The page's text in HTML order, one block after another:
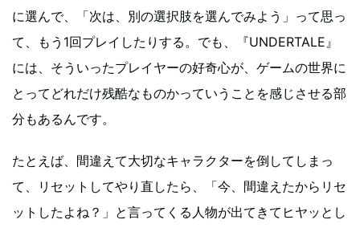
に選んで、「次は、別の選択肢を選んでみよう」って思っ
て、もう1回プレイしたりする。でも、『UNDERTALE』
には、そういったプレイヤーの好奇心が、ゲームの世界に
とってどれだけ残酷なものかっていうことを感じさせる部
分もあるんです。
たとえば、間違えて大切なキャラクターを倒してしまっ
て、リセットしてやり直したら、「今、間違えたからリセ
ットしたよね？」と言ってくる人物が出てきてヒヤッとし